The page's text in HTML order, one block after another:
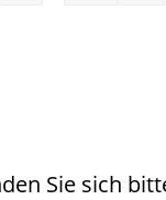
Sie sich